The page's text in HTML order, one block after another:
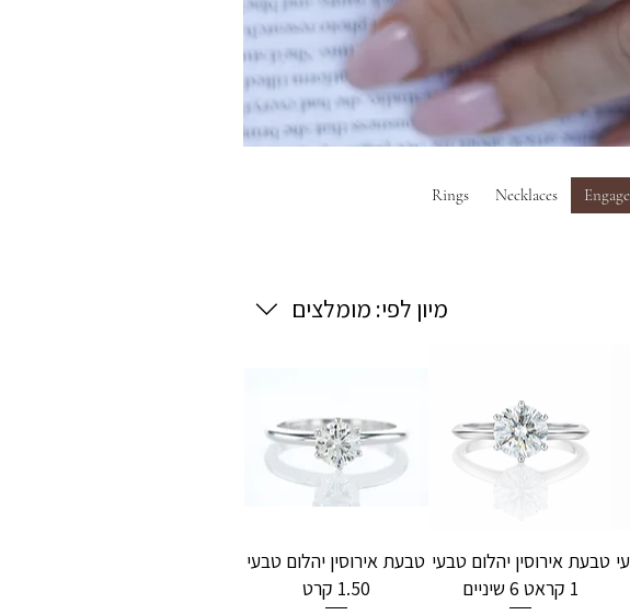
Necklaces
Rings
מיון לפי: מומלצים
טבעת אירוסין יהלום טבעי
1 קראט 6 שיניים
טבעת אירוסין יהלום טבעי
1.50 קרט